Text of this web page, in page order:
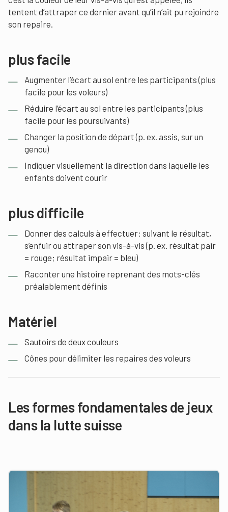
tentent d’attraper ce dernier avant qu’il n’ait pu rejoindre
son repaire.
plus facile
Augmenter l’écart au sol entre les participants (plus
facile pour les voleurs)
Réduire l’écart au sol entre les participants (plus
facile pour les poursuivants)
Changer la position de départ (p. ex. assis, sur un
genou)
Indiquer visuellement la direction dans laquelle les
enfants doivent courir
plus difficile
Donner des calculs à effectuer: suivant le résultat,
s’enfuir ou attraper son vis-à-vis (p. ex. résultat pair
= rouge; résultat impair = bleu)
Raconter une histoire reprenant des mots-clés
préalablement définis
Matériel
Sautoirs de deux couleurs
Cônes pour délimiter les repaires des voleurs
Les formes fondamentales de jeux
dans la lutte suisse